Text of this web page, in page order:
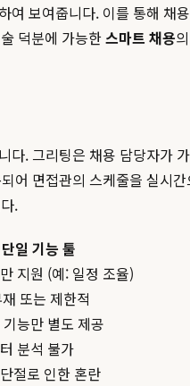
보여줍니다. 이를 통해
덕분에 가능한스마트 채용
. 그리팅은 채용 담당자가
면접관의 스케줄을 실시
.
단일 기능 툴
지원 (예: 일정 조율)
또는 제한적
능만 별도 제공
분석 불가
절로 인한 혼란